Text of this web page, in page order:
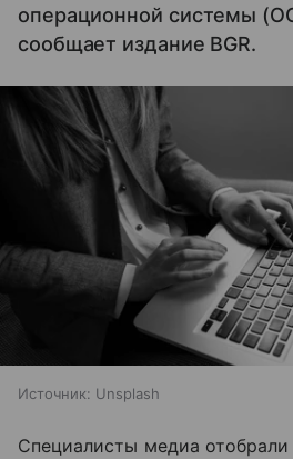
операционной системы
сообщает издание BGR.
Источник: Unsplash
Специалисты медиа